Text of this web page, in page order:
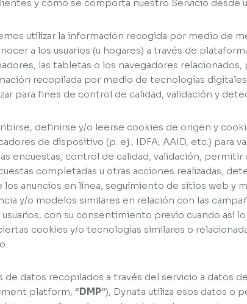
y cómo se comporta nuestro Servicio desde
utilizar la información recogida por medio de
a los usuarios (u hogares) a través de
las tabletas o los navegadores
recopilada por medio de tecnologías
para fines de control de calidad, validación y
definirse y/o leerse cookies de origen y
de dispositivo (p. ej., IDFA, AAID, etc.) para
encuestas, control de calidad, validación,
completadas u otras acciones realizadas,
los anuncios en línea, seguimiento de sitios web y
y/o modelos similares en relación con las
con su consentimiento previo cuando así
cookies y/o tecnologías similares o
de datos recopilados a través del servicio a datos
platform, “DMP”), Dynata utiliza esos datos o